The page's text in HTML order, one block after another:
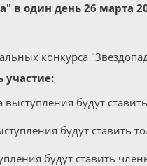
в один день 26 марта
конкурса
будут
будут ставить
будут ставить